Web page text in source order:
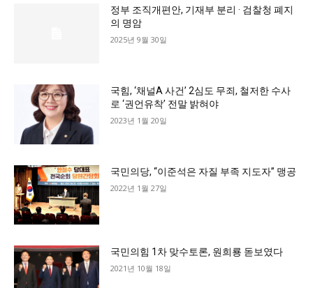
정부 조직개편안, 기재부 분리 · 검찰청 폐지
의 명암
2025년 9월 30일
국힘, ‘채널A 사건’ 2심도 무죄, 철저한 수사
로 ‘권언유착’ 전말 밝혀야
2023년 1월 20일
국민의당, “이준석은 자질 부족 지도자” 맹공
2022년 1월 27일
국민의힘 1차 맞수토론, 원희룡 돋보였다
2021년 10월 18일